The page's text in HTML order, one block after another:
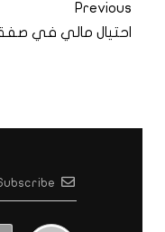
Previous
احتيال مالي في